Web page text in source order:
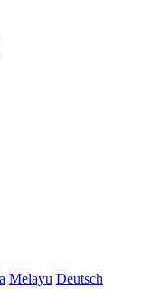
Melayu Deutsch